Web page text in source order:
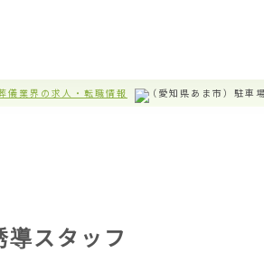
儀業界の求人・転職情報 （愛知県あま市）駐車
導スタッフ